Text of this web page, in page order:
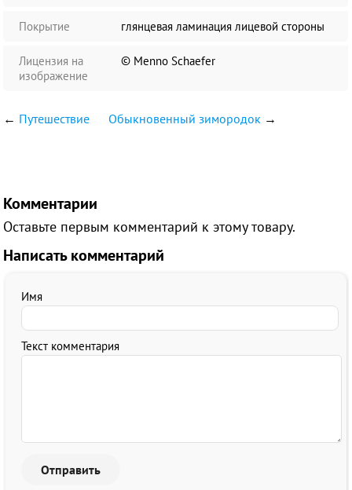
Покрытие глянцевая ламинация лицевой стороны
Лицензия на
изображение
© Menno Schaefer
← Путешествие Обыкновенный зимородок →
Комментарии
Оставьте первым комментарий к этому товару.
Написать комментарий
Имя
Текст комментария